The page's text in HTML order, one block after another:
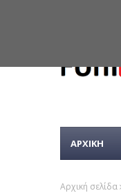
ΑΡΧΙΚΗ
Αρχική σελίδα